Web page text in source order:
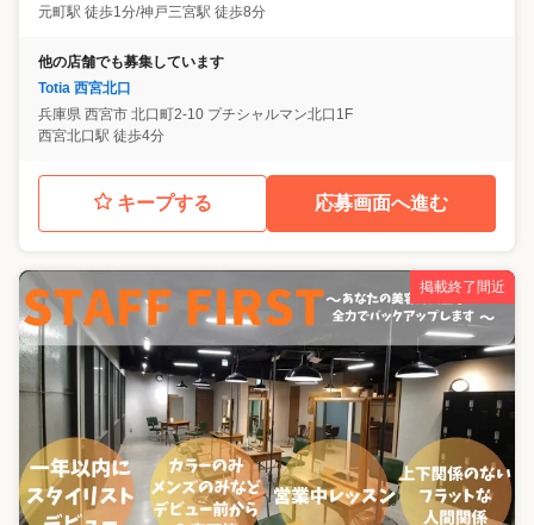
元町駅 徒歩1分/神戸三宮駅 徒歩8分
他の店舗でも募集しています
Totia 西宮北口
兵庫県 西宮市 北口町2-10 プチシャルマン北口1F
西宮北口駅 徒歩4分
キープする 応募画面へ進む
掲載終了間近